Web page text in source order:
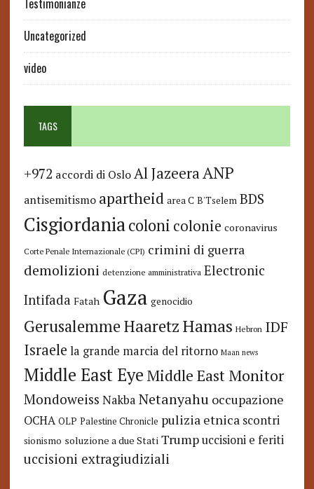
Testimonianze
Uncategorized
video
TAGS
+972 accordi di Oslo Al JazeeraANP
antisemitismo apartheid area C B'Tselem BDS
Cisgiordaniacoloni colonie coronavirus
Corte Penale Internazionale (CPI) crimini di guerra
demolizioni detenzione amministrativa Electronic
Intifada Fatah Gaza genocidio
GerusalemmeHaaretzHamas Hebron IDF
Israele la grande marcia del ritorno Maan news
Middle East Eye Middle East Monitor
Mondoweiss Nakba Netanyahu occupazione
OCHA OLP Palestine Chronicle pulizia etnica scontri
sionismo soluzione a due Stati Trump uccisioni e feriti
uccisioni extragiudiziali